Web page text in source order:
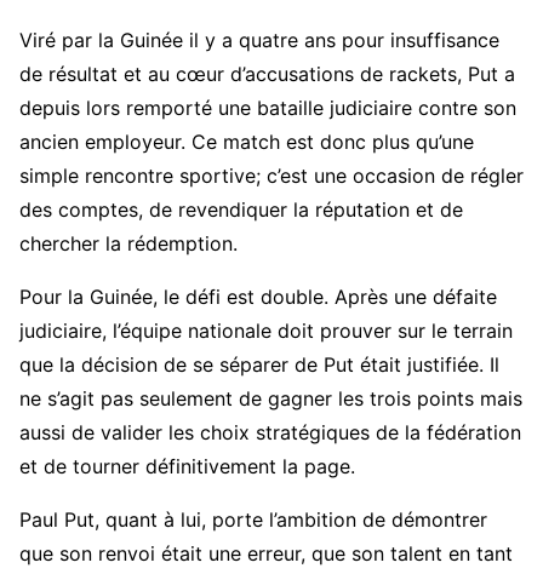
Viré par la Guinée il y a quatre ans pour insuffisance
de résultat et au cœur d’accusations de rackets, Put a
depuis lors remporté une bataille judiciaire contre son
ancien employeur. Ce match est donc plus qu’une
simple rencontre sportive; c’est une occasion de régler
des comptes, de revendiquer la réputation et de
chercher la rédemption.
Pour la Guinée, le défi est double. Après une défaite
judiciaire, l’équipe nationale doit prouver sur le terrain
que la décision de se séparer de Put était justifiée. Il
ne s’agit pas seulement de gagner les trois points mais
aussi de valider les choix stratégiques de la fédération
et de tourner définitivement la page.
Paul Put, quant à lui, porte l’ambition de démontrer
que son renvoi était une erreur, que son talent en tant